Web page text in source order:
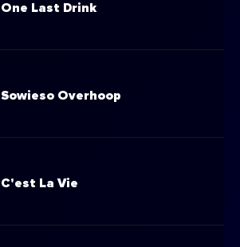
One Last Drink
Sowieso Overhoop
C'est La Vie